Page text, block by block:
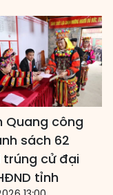
Quang công
sách 62
trúng cử đại
tỉnh